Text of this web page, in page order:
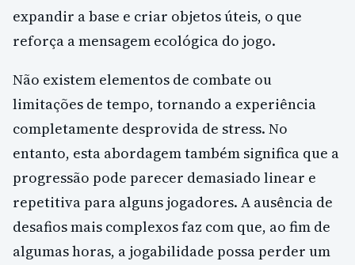
expandir a base e criar objetos úteis, o que
reforça a mensagem ecológica do jogo.
Não existem elementos de combate ou
limitações de tempo, tornando a experiência
completamente desprovida de stress. No
entanto, esta abordagem também significa que a
progressão pode parecer demasiado linear e
repetitiva para alguns jogadores. A ausência de
desafios mais complexos faz com que, ao fim de
algumas horas, a jogabilidade possa perder um